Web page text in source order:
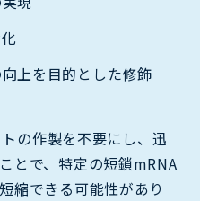
上を目的とした修飾
の作製を不要にし、迅
とで、特定の短鎖mRNA
縮できる可能性があり